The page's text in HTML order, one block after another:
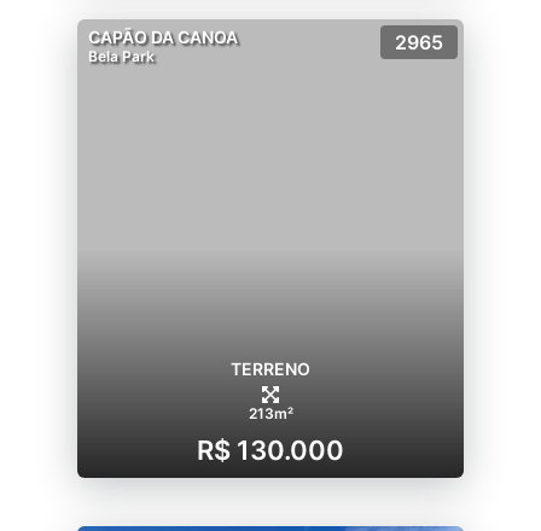
CAPÃO DA CANOA
Bela Park
2965
TERRENO
213m²
R$ 130.000